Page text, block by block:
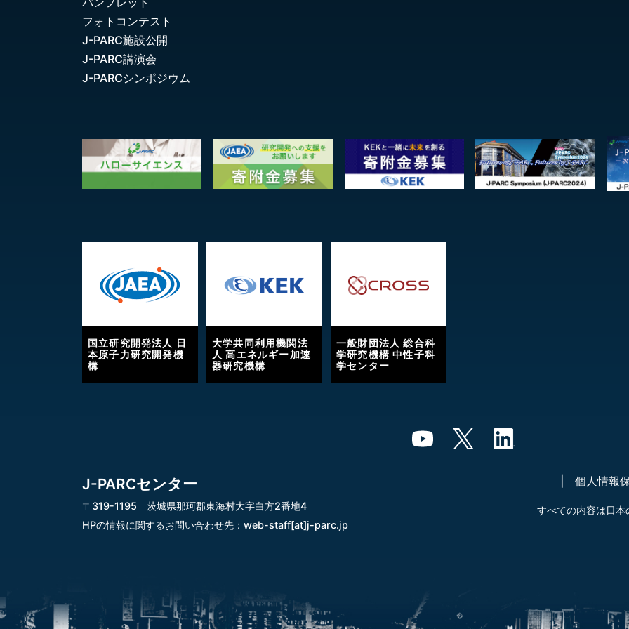
フォトコンテスト
J-PARC施設公開
J-PARC講演会
J-PARCシンポジウム
国立研究開発法人 日
本原子力研究開発機
構
大学共同利用機関法
人 高エネルギー加速
器研究機構
一般財団法人 総合科
学研究機構 中性子科
学センター
J-PARCセンター
〒319-1195 茨城県那珂郡東海村大字白方2番地4
HPの情報に関するお問い合わせ先： web-staff[at]j-parc.jp
個人情報
すべての内容は日